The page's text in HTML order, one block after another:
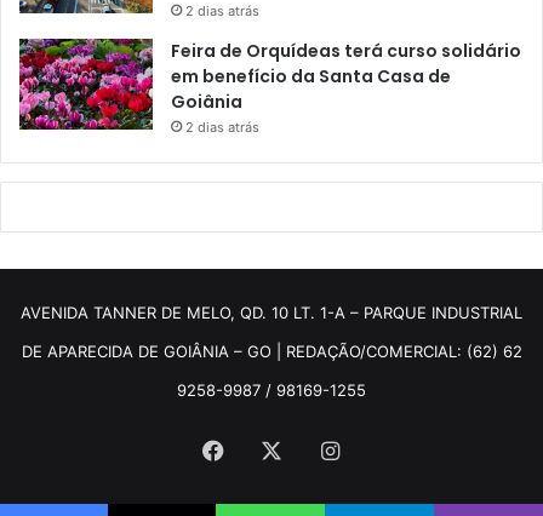
2 dias atrás
Feira de Orquídeas terá curso solidário
em benefício da Santa Casa de
Goiânia
2 dias atrás
AVENIDA TANNER DE MELO, QD. 10 LT. 1-A – PARQUE INDUSTRIAL
DE APARECIDA DE GOIÂNIA – GO | REDAÇÃO/COMERCIAL: (62) 62
9258-9987 / 98169-1255
Facebook Instagram